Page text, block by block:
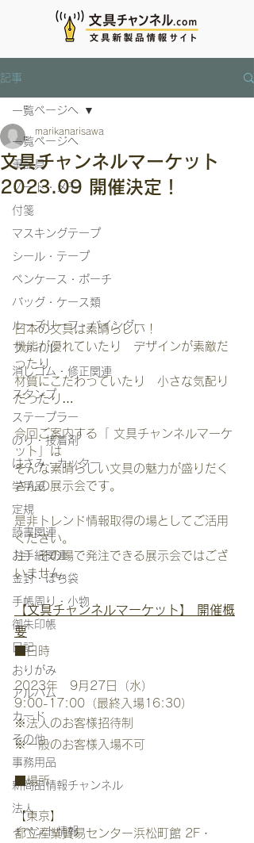
記事
一覧ページへ
筆記具
ノート・メモ
付箋
マスキングテープ
シール・テープ
ペンケース・ポーチ
バッグ・ケース類
ルーズリーフ・バインダー
ファイル
消しゴム・修正関連
スタンプ
ステープラー
のり・接着剤
はさみ・カッター
学用品
定規
読書関連
お手紙関連
金封・ぽち袋
手帳周り・小物
御朱印帳
日記
おりがみ
アルバム
カード
その他
事務用品
新商品情報チャンネル
法人
イベント情報
一覧ページへ
文具チャンネルマーケット
2023.09 開催決定！
marikanarisawa
日本の文具は素晴らしい！
機能が優れていたり　デザインが素敵だ
ったり
材質にこだわっていたり　小さな気配り
だったり…
今回ご案内する「 文具チャンネルマーケ
ット」は
そんな素晴らしい文具の魅力が盛りだく
さんの展示会です。
是非トレンド情報取得の場としてご活用
ください。
注）その場で発注できる展示会ではござ
いません。
【文具チャンネルマーケット】 開催概
要
■日時
2023年　9月27日（水）
9:00-17:00（最終入場16:30）
※法人のお客様招待制
※一般のお客様入場不可
■場所
【東京】
都立産業貿易センター浜松町館 2F・